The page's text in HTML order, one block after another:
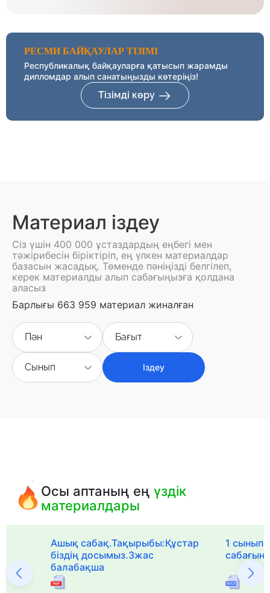
РЕСМИ БАЙҚАУЛАР ТІЗІМІ
Республикалық байқауларға қатысып жарамды
дипломдар алып санатыңызды көтеріңіз!
Тізімді көру
Материал іздеу
Сіз үшін 400 000 ұстаздардың еңбегі мен
тәжірибесін біріктіріп, ең үлкен материалдар
базасын жасадық. Төменде пәніңізді белгілеп,
керек материалды алып сабағыңызға қолдана
аласыз
Барлығы 663 959 материал жиналған
Пән Бағыт
Сынып Іздеу
Осы аптаның еңүздік
материалдары
Ашық сабақ.Тақырыбы:Құстар
біздің досымыз.3жас
балабақша
1